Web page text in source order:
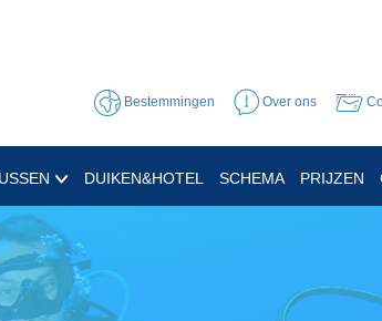
Bestemmingen Over ons
DUIKEN&HOTEL SCHEMA PRIJZEN